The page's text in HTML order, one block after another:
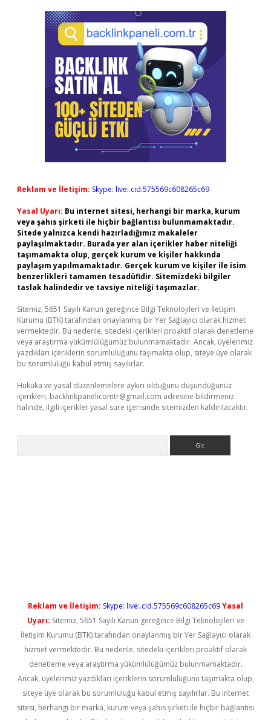
Reklam ve İletişim: Skype: live:.cid.575569c608265c69
Yasal Uyarı: Bu internet sitesi, herhangi bir marka, kurum
veya şahıs şirketi ile hiçbir bağlantısı bulunmamaktadır.
Sitede yalnızca kendi hazırladığımız makaleler
paylaşılmaktadır. Burada yer alan içerikler haber niteliği
taşımamakta olup, gerçek kurum ve kişiler hakkında
paylaşım yapılmamaktadır. Gerçek kurum ve kişiler ile isim
benzerlikleri tamamen tesadüfidir. Sitemizdeki bilgiler
taslak halindedir ve tavsiye niteliği taşımazlar.
Sitemiz, 5651 Sayılı Kanun gereğince Bilgi Teknolojileri ve İletişim
Kurumu (BTK) tarafından onaylanmış bir Yer Sağlayıcı olarak hizmet
vermektedir. Bu nedenle, sitedeki içerikleri proaktif olarak denetleme
veya araştırma yükümlülüğümüz bulunmamaktadır. Ancak, üyelerimiz
yazdıkları içeriklerin sorumluluğunu taşımakta olup, siteye üye olarak
bu sorumluluğu kabul etmiş sayılırlar.
Hukuka ve yasal düzenlemelere aykırı olduğunu düşündüğünüz
içerikleri, backlinkpanelicomtr@gmail.com adresine bildirmeniz
halinde, ilgili içerikler yasal süre içerisinde sitemizden kaldırılacaktır.
Reklam ve İletişim: Skype: live:.cid.575569c608265c69Yasal
Uyarı: Sitemiz, 5651 Sayılı Kanun gereğince Bilgi Teknolojileri ve
İletişim Kurumu (BTK) tarafından onaylanmış bir Yer Sağlayıcı olarak
hizmet vermektedir. Bu nedenle, sitedeki içerikleri proaktif olarak
denetleme veya araştırma yükümlülüğümüz bulunmamaktadır.
Ancak, üyelerimiz yazdıkları içeriklerin sorumluluğunu taşımakta olup,
siteye üye olarak bu sorumluluğu kabul etmiş sayılırlar. Bu internet
sitesi, herhangi bir marka, kurum veya şahıs şirketi ile hiçbir bağlantısı